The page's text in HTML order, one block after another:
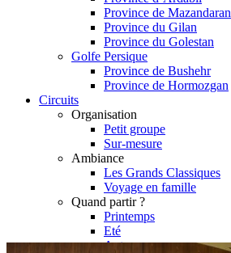
Province de Mazandaran
Province du Gilan
Province du Golestan
Golfe Persique
Province de Bushehr
Province de Hormozgan
Circuits
Organisation
Petit groupe
Sur-mesure
Ambiance
Les Grands Classiques
Voyage en famille
Quand partir ?
Printemps
Eté
Automne